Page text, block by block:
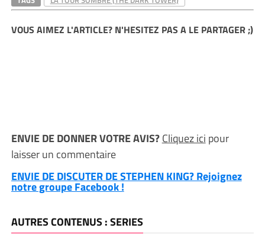
VOUS AIMEZ L'ARTICLE? N'HESITEZ PAS A LE PARTAGER ;)
ENVIE DE DONNER VOTRE AVIS?Cliquez ici pour
laisser un commentaire
ENVIE DE DISCUTER DE STEPHEN KING? Rejoignez
notre groupe Facebook !
AUTRES CONTENUS : SERIES